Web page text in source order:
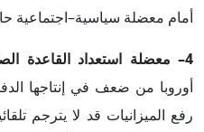
أمام معضلة سياسية–اجتماعية
4– معضلة استعداد القاعدة الصناعية الدفاعية الأوروبية:
أوروبا من ضعف في إنتاجها
رفع الميزانيات قد لا يترجم